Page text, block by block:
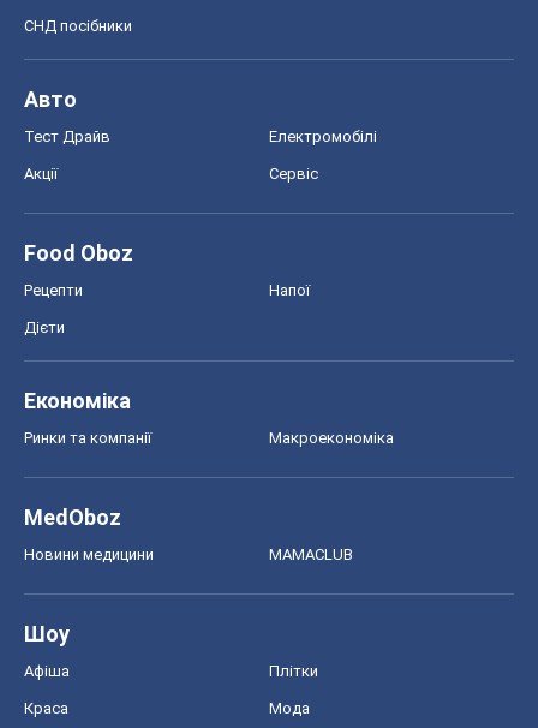
СНД посібники
Авто
Тест Драйв Електромобілі
Акції Сервіс
Food Oboz
Рецепти Напої
Дієти
Економіка
Ринки та компанії Макроекономіка
MedOboz
Новини медицини MAMACLUB
Шоу
Афіша Плітки
Краса Мода